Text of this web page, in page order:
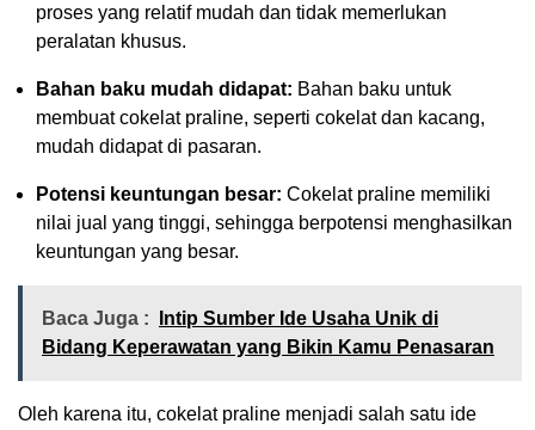
proses yang relatif mudah dan tidak memerlukan
peralatan khusus.
Bahan baku mudah didapat: Bahan baku untuk
membuat cokelat praline, seperti cokelat dan kacang,
mudah didapat di pasaran.
Potensi keuntungan besar: Cokelat praline memiliki
nilai jual yang tinggi, sehingga berpotensi menghasilkan
keuntungan yang besar.
Baca Juga :
Intip Sumber Ide Usaha Unik di
Bidang Keperawatan yang Bikin Kamu Penasaran
Oleh karena itu, cokelat praline menjadi salah satu ide